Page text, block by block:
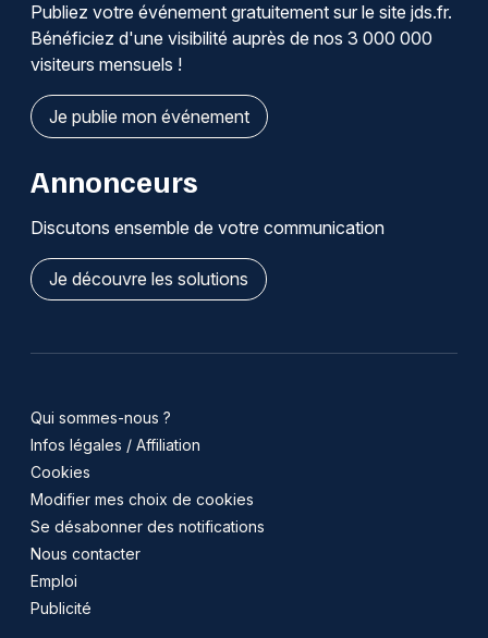
Publiez votre événement gratuitement sur le site jds.fr.
Bénéficiez d'une visibilité auprès de nos 3 000 000
visiteurs mensuels !
Je publie mon événement
Annonceurs
Discutons ensemble de votre communication
Je découvre les solutions
Qui sommes-nous ?
Infos légales / Affiliation
Cookies
Modifier mes choix de cookies
Se désabonner des notifications
Nous contacter
Emploi
Publicité